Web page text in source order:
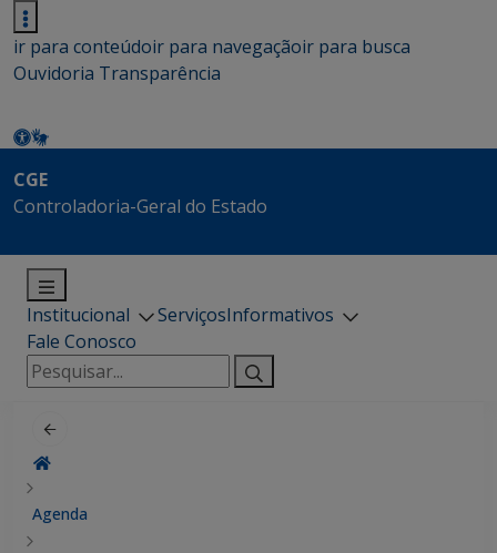
ir para conteúdoir para navegaçãoir para busca
Ouvidoria Transparência
CGE
Controladoria-Geral do Estado
Institucional ServiçosInformativos
Fale Conosco
Pesquisar
por:
Agenda